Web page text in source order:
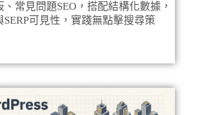
常見問題SEO，搭配結構化數據，
可見性，實踐無點擊搜尋策